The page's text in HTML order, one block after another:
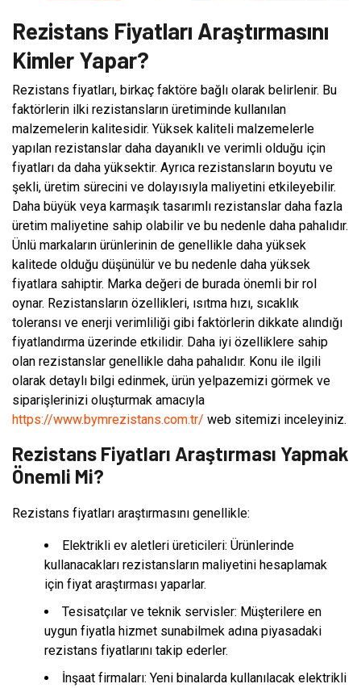
Rezistans Fiyatları Araştırmasını
Kimler Yapar?
Rezistans fiyatları, birkaç faktöre bağlı olarak belirlenir. Bu
faktörlerin ilki rezistansların üretiminde kullanılan
malzemelerin kalitesidir. Yüksek kaliteli malzemelerle
yapılan rezistanslar daha dayanıklı ve verimli olduğu için
fiyatları da daha yüksektir. Ayrıca rezistansların boyutu ve
şekli, üretim sürecini ve dolayısıyla maliyetini etkileyebilir.
Daha büyük veya karmaşık tasarımlı rezistanslar daha fazla
üretim maliyetine sahip olabilir ve bu nedenle daha pahalıdır.
Ünlü markaların ürünlerinin de genellikle daha yüksek
kalitede olduğu düşünülür ve bu nedenle daha yüksek
fiyatlara sahiptir. Marka değeri de burada önemli bir rol
oynar. Rezistansların özellikleri, ısıtma hızı, sıcaklık
toleransı ve enerji verimliliği gibi faktörlerin dikkate alındığı
fiyatlandırma üzerinde etkilidir. Daha iyi özelliklere sahip
olan rezistanslar genellikle daha pahalıdır. Konu ile ilgili
olarak detaylı bilgi edinmek, ürün yelpazemizi görmek ve
siparişlerinizi oluşturmak amacıyla
https://www.bymrezistans.com.tr/ web sitemizi inceleyiniz.
Rezistans Fiyatları Araştırması Yapmak
Önemli Mi?
Rezistans fiyatları araştırmasını genellikle:
Elektrikli ev aletleri üreticileri: Ürünlerinde
kullanacakları rezistansların maliyetini hesaplamak
için fiyat araştırması yaparlar.
Tesisatçılar ve teknik servisler: Müşterilere en
uygun fiyatla hizmet sunabilmek adına piyasadaki
rezistans fiyatlarını takip ederler.
İnşaat firmaları: Yeni binalarda kullanılacak elektrikli